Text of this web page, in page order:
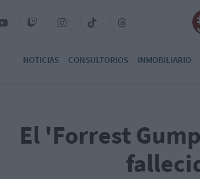
NOTICIAS CONSULTORIOS INMOBILIARIO
El 'Forrest